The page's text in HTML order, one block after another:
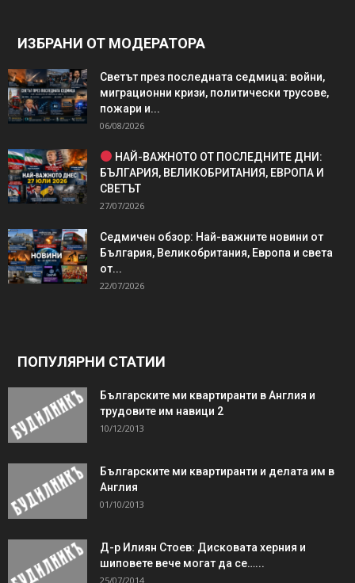
ИЗБРАНИ ОТ МОДЕРАТОРА
Светът през последната седмица: войни,
миграционни кризи, политически трусове,
пожари и...
06/08/2026
НАЙ-ВАЖНОТО ОТ ПОСЛЕДНИТЕ ДНИ:
БЪЛГАРИЯ, ВЕЛИКОБРИТАНИЯ, ЕВРОПА И
СВЕТЪТ
27/07/2026
Седмичен обзор: Най-важните новини от
България, Великобритания, Европа и света
от...
22/07/2026
ПОПУЛЯРНИ СТАТИИ
Българските ми квартиранти в Англия и
трудовите им навици 2
10/12/2013
Българските ми квартиранти и делата им в
Англия
01/10/2013
Д-р Илиян Стоев: Дисковата херния и
шиповете вече могат да се…...
25/07/2014